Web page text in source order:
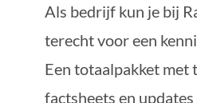
Als bedrijf kun je bij
terecht voor een
Een totaalpakket met
factsheets en updates